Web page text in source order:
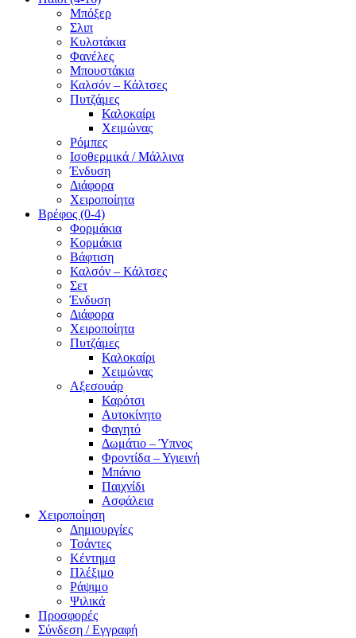
Μπόξερ
Σλιπ
Κυλοτάκια
Φανέλες
Μπουστάκια
Καλσόν – Κάλτσες
Πυτζάμες
Καλοκαίρι
Χειμώνας
Ρόμπες
Ισοθερμικά / Μάλλινα
Ένδυση
Διάφορα
Χειροποίητα
Βρέφος (0-4)
Φορμάκια
Κορμάκια
Βάφτιση
Καλσόν – Κάλτσες
Σετ
Ένδυση
Διάφορα
Χειροποίητα
Πυτζάμες
Καλοκαίρι
Χειμώνας
Αξεσουάρ
Καρότσι
Αυτοκίνητο
Φαγητό
Δωμάτιο – Ύπνος
Φροντίδα – Υγιεινή
Μπάνιο
Παιχνίδι
Ασφάλεια
Χειροποίηση
Δημιουργίες
Τσάντες
Κέντημα
Πλέξιμο
Ράψιμο
Ψιλικά
Προσφορές
Σύνδεση / Εγγραφή